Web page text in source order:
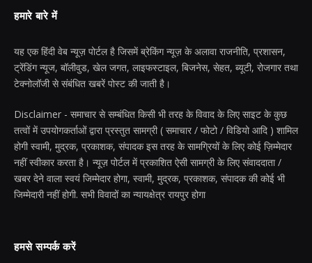
हमारे बारे में
यह एक हिंदी वेब न्यूज़ पोर्टल है जिसमें ब्रेकिंग न्यूज़ के अलावा राजनीति, प्रशासन,
ट्रेंडिंग न्यूज, बॉलीवुड, खेल जगत, लाइफस्टाइल, बिजनेस, सेहत, ब्यूटी, रोजगार तथा
टेक्नोलॉजी से संबंधित खबरें पोस्ट की जाती है।
Disclaimer - समाचार से सम्बंधित किसी भी तरह के विवाद के लिए साइट के कुछ
तत्वों में उपयोगकर्ताओं द्वारा प्रस्तुत सामग्री ( समाचार / फोटो / विडियो आदि ) शामिल
होगी स्वामी, मुद्रक, प्रकाशक, संपादक इस तरह के सामग्रियों के लिए कोई ज़िम्मेदार
नहीं स्वीकार करता है। न्यूज़ पोर्टल में प्रकाशित ऐसी सामग्री के लिए संवाददाता /
खबर देने वाला स्वयं जिम्मेदार होगा, स्वामी, मुद्रक, प्रकाशक, संपादक की कोई भी
जिम्मेदारी नहीं होगी. सभी विवादों का न्यायक्षेत्र रायपुर होगा
हमसे सम्पर्क करें